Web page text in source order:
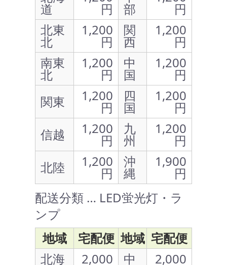
道 円 部
円
北東
北
1,200
円
関
西
1,200
円
南東
北
1,200
円
中
国
1,200
円
関東
1,200
円
四
国
1,200
円
信越
1,200
円
九
州
1,200
円
北陸
1,200
円
沖
縄
1,900
円
配送分類 … LED蛍光灯・ラ
ンプ
地域
宅配便 地域 宅配便
北海
2,000 中 2,000